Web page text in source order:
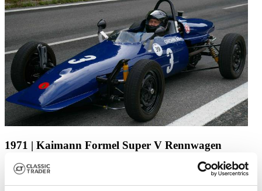
1971 | Kaimann Formel Super V Rennwagen
Im Paket mit einem einzigartigen Kaimann Transportanhänger
Preis auf Anfragevor 6 Jahren